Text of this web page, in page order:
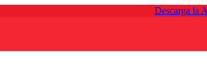
Descarga la